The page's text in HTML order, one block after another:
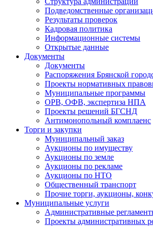
Подведомственные
Результаты проверок
Кадровая политика
Информационные системы
Открытые данные
Документы
Документы
Распоряжения Брянской
Проекты нормативных
Муниципальные программы
ОРВ, ОФВ, экспертиза НПА
Проекты решений БГСНД
Антимонопольный комплаенс
Торги и закупки
Муниципальный заказ
Аукционы по имуществу
Аукционы по земле
Аукционы по рекламе
Аукционы по НТО
Общественный транспорт
Прочие торги, аукционы,
Муниципальные услуги
Административные
Проекты административных